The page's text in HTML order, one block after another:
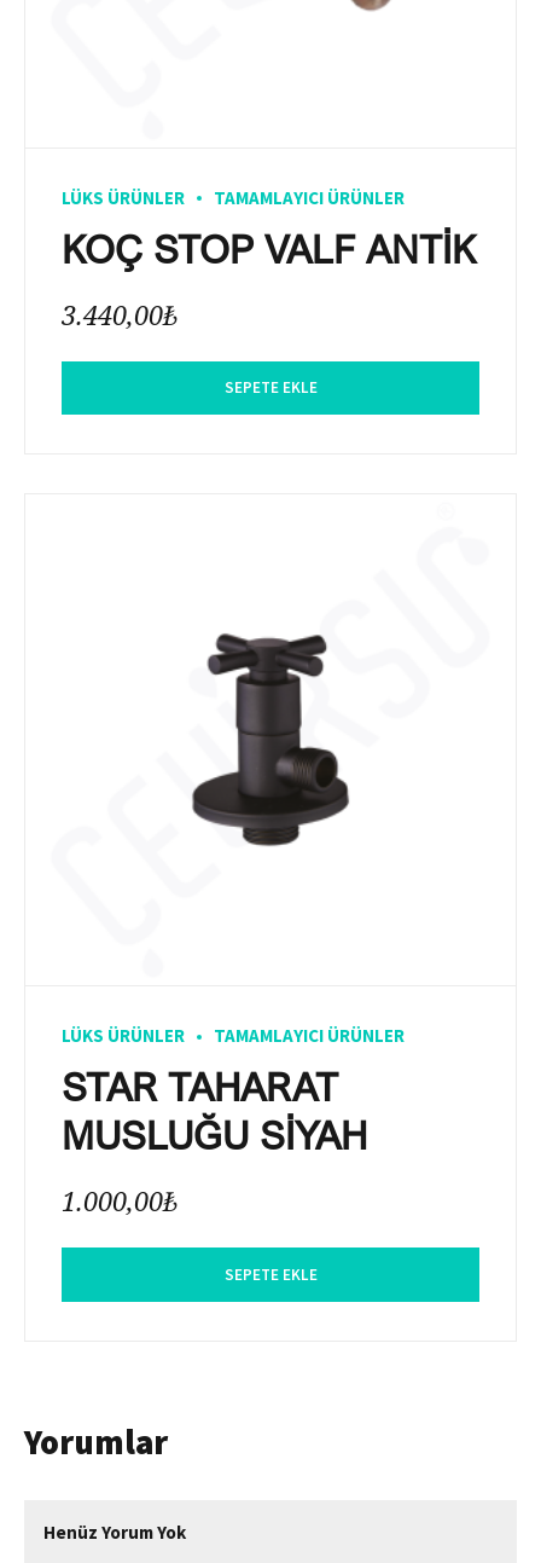
LÜKS ÜRÜNLER TAMAMLAYICI ÜRÜNLER
KOÇ STOP VALF ANTİK
3.440,00₺
SEPETE EKLE
LÜKS ÜRÜNLER TAMAMLAYICI ÜRÜNLER
STAR TAHARAT
MUSLUĞU SİYAH
1.000,00₺
SEPETE EKLE
Yorumlar
Henüz Yorum Yok